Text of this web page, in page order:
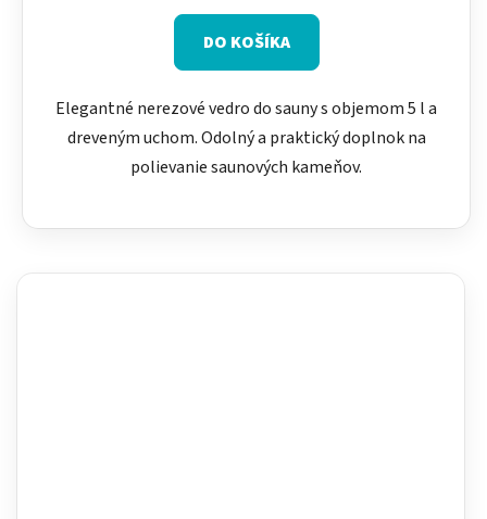
DO KOŠÍKA
Elegantné nerezové vedro do sauny s objemom 5 l a
dreveným uchom. Odolný a praktický doplnok na
polievanie saunových kameňov.